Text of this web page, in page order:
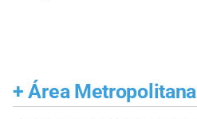
+ Área Metropolitana